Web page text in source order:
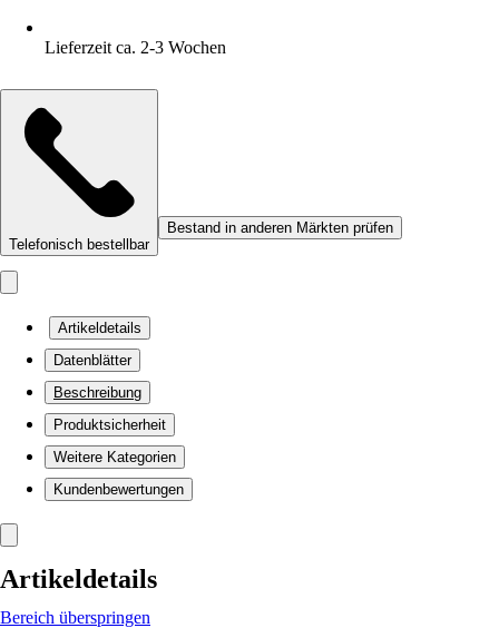
Lieferzeit ca. 2-3 Wochen
Telefonisch bestellbar
Bestand in anderen Märkten prüfen
Artikeldetails
Datenblätter
Beschreibung
Produktsicherheit
Weitere Kategorien
Kundenbewertungen
Artikeldetails
Bereich überspringen